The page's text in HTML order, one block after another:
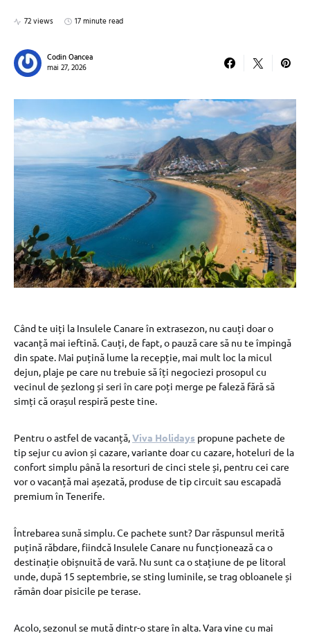
72 views 17 minute read
Codin Oancea
mai 27, 2026
Când te uiți la Insulele Canare în extrasezon, nu cauți doar o
vacanță mai ieftină. Cauți, de fapt, o pauză care să nu te împingă
din spate. Mai puțină lume la recepție, mai mult loc la micul
dejun, plaje pe care nu trebuie să îți negociezi prosopul cu
vecinul de șezlong și seri în care poți merge pe faleză fără să
simți că orașul respiră peste tine.
Pentru o astfel de vacanță,Viva Holidays propune pachete de
tip sejur cu avion și cazare, variante doar cu cazare, hoteluri de la
confort simplu până la resorturi de cinci stele și, pentru cei care
vor o vacanță mai așezată, produse de tip circuit sau escapadă
premium în Tenerife.
Întrebarea sună simplu. Ce pachete sunt? Dar răspunsul merită
puțină răbdare, fiindcă Insulele Canare nu funcționează ca o
destinație obișnuită de vară. Nu sunt ca o stațiune de pe litoral
unde, după 15 septembrie, se sting luminile, se trag obloanele și
rămân doar pisicile pe terase.
Acolo, sezonul se mută dintr-o stare în alta. Vara vine cu mai